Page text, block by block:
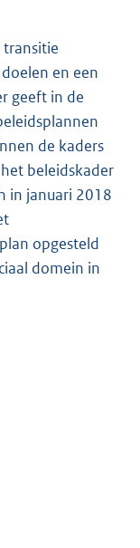
transitie
en een
geeft in de
de kaders
beleidskader
in januari 2018
opgesteld
domein in